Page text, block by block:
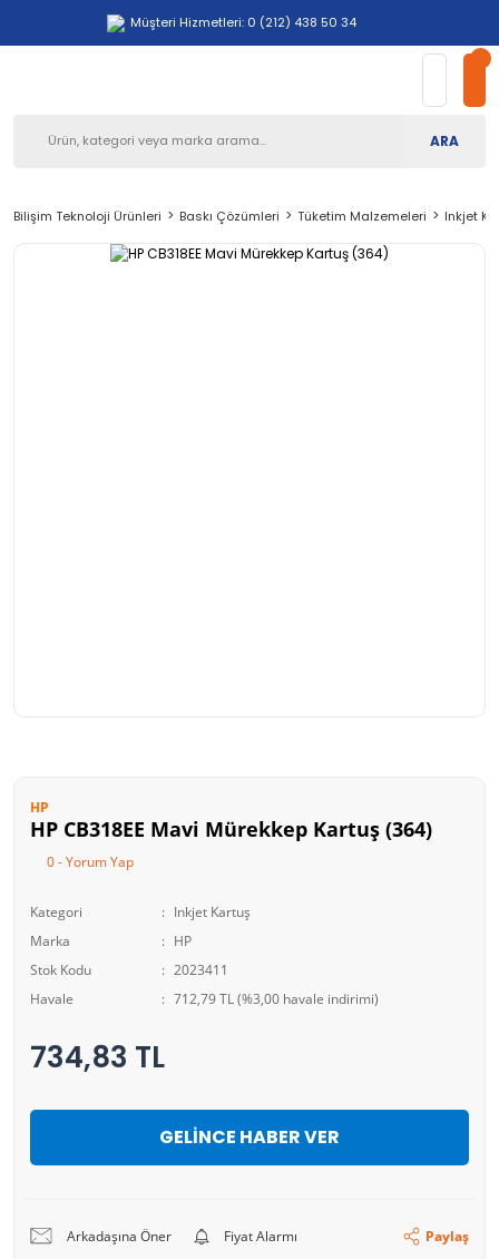
Müşteri Hizmetleri: 0 (212) 438 50 34
ARA
Bilişim Teknoloji Ürünleri Baskı Çözümleri Tüketim Malzemeleri Inkjet
HP
HP CB318EE Mavi Mürekkep Kartuş (364)
0 - Yorum Yap
Kategori
Inkjet Kartuş
Marka
HP
Stok Kodu
2023411
Havale
712,79 TL (%3,00 havale indirimi)
734,83 TL
GELİNCE HABER VER
Arkadaşına Öner Fiyat Alarmı Paylaş